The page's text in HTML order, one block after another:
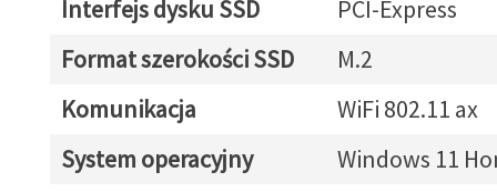
Interfejs dysku SSD
PCI-Express
Format szerokości SSD
M.2
Komunikacja
WiFi 802.11 ax
System operacyjny
Windows 11